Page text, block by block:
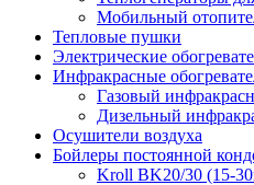
Мобильный
Тепловые пушки
Электрические
Инфракрасные
Газовый
Дизельный
Осушители воздуха
Бойлеры постоянной
Kroll BK20/30 (15-